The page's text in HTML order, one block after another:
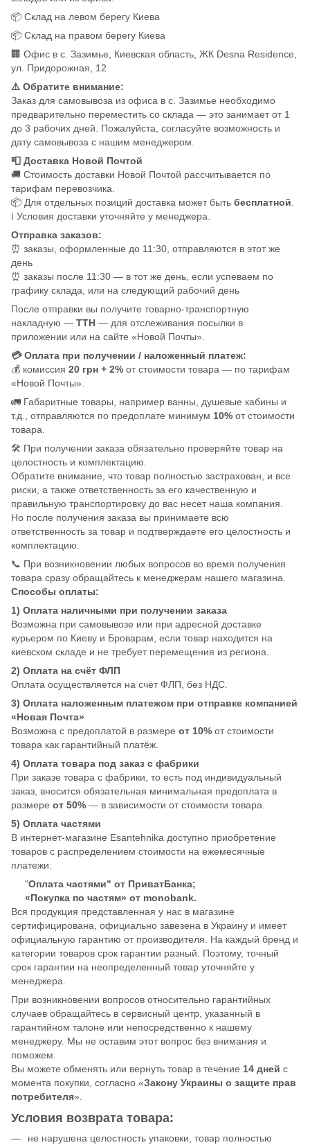
📦 Склад на левом берегу Киева
📦 Склад на правом берегу Киева
🏢 Офис в с. Зазимье, Киевская область, ЖК Desna Residence,
ул. Придорожная, 12
⚠️ Обратите внимание:
Заказ для самовывоза из офиса в с. Зазимье необходимо
предварительно переместить со склада — это занимает от 1
до 3 рабочих дней. Пожалуйста, согласуйте возможность и
дату самовывоза с нашим менеджером.
📮 Доставка Новой Почтой
🚚 Стоимость доставки Новой Почтой рассчитывается по
тарифам перевозчика.
📦 Для отдельных позиций доставка может быть бесплатной
ℹ️ Условия доставки уточняйте у менеджера.
Отправка заказов:
⏰ заказы, оформленные до 11:30, отправляются в этот же
день
⏰ заказы после 11:30 — в тот же день, если успеваем по
графику склада, или на следующий рабочий день
После отправки вы получите товарно-транспортную
накладную — ТТН — для отслеживания посылки в
приложении или на сайте «Новой Почты».
💳 Оплата при получении / наложенный платеж:
💰 комиссия 20 грн + 2% от стоимости товара — по тарифам
«Новой Почты».
🚛 Габаритные товары, например ванны, душевые кабины и
т.д., отправляются по предоплате минимум 10% от стоимости
товара.
🛠️ При получении заказа обязательно проверяйте товар на
целостность и комплектацию.
Обратите внимание, что товар полностью застрахован, и все
риски, а также ответственность за его качественную и
правильную транспортировку до вас несет наша компания.
Но после получения заказа вы принимаете всю
ответственность за товар и подтверждаете его целостность и
комплектацию.
📞 При возникновении любых вопросов во время получения
товара сразу обращайтесь к менеджерам нашего магазина.
Способы оплаты:
1) Оплата наличными при получении заказа
Возможна при самовывозе или при адресной доставке
курьером по Киеву и Броварам, если товар находится на
киевском складе и не требует перемещения из региона.
2) Оплата на счёт ФЛП
Оплата осуществляется на счёт ФЛП, без НДС.
3) Оплата наложенным платежом при отправке компанией
«Новая Почта»
Возможна с предоплатой в размере от 10% от стоимости
товара как гарантийный платёж.
4) Оплата товара под заказ с фабрики
При заказе товара с фабрики, то есть под индивидуальный
заказ, вносится обязательная минимальная предоплата в
размере от 50% — в зависимости от стоимости товара.
5) Оплата частями
В интернет-магазине Esantehnika доступно приобретение
товаров с распределением стоимости на ежемесячные
платежи:
"Оплата частями" от ПриватБанка;
«Покупка по частям» от monobank.
Вся продукция представленная у нас в магазине
сертифицирована, официально завезена в Украину и имеет
официальную гарантию от производителя. На каждый бренд и
категории товаров срок гарантии разный. Поэтому, точный
срок гарантии на неопределенный товар уточняйте у
менеджера.
При возникновении вопросов относительно гарантийных
случаев обращайтесь в сервисный центр, указанный в
гарантийном талоне или непосредственно к нашему
менеджеру. Мы не оставим этот вопрос без внимания и
поможем.
Вы можете обменять или вернуть товар в течение 14 дней с
момента покупки, согласно «Закону Украины о защите прав
потребителя».
Условия возврата товара:
не нарушена целостность упаковки, товар полностью